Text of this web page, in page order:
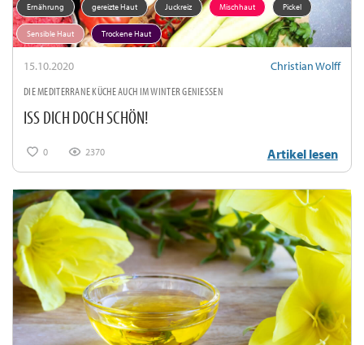
Ernährung gereizte Haut Juckreiz Mischhaut Pickel
Sensible Haut Trockene Haut
15.10.2020
Christian Wolff
DIE MEDITERRANE KÜCHE AUCH IM WINTER GENIESSEN
ISS DICH DOCH SCHÖN!
0 2370 Artikel lesen